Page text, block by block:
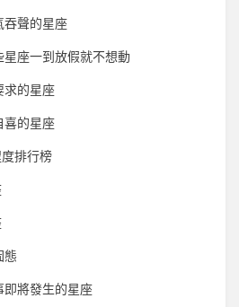
吞聲的星座
座一到放假就不想動
求的星座
喜的星座
排行榜
態
即將發生的星座